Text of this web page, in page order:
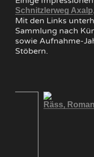
Schnitzlerweg Axalp.
Mit den Links
Sammlung nach
sowie Aufnahme-
Stöbern.
Räss, Roman